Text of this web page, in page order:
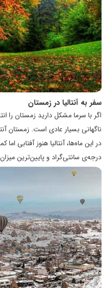
سفر به آنتالیا در زمستان
اگر با سرما مشکل دارید زمستان را
ناگهانی بسیار عادی است. زمستان
درجه‌ی سانتی‌­گراد و پایین­‌ترین میزان آن ۴ درجه‌ی